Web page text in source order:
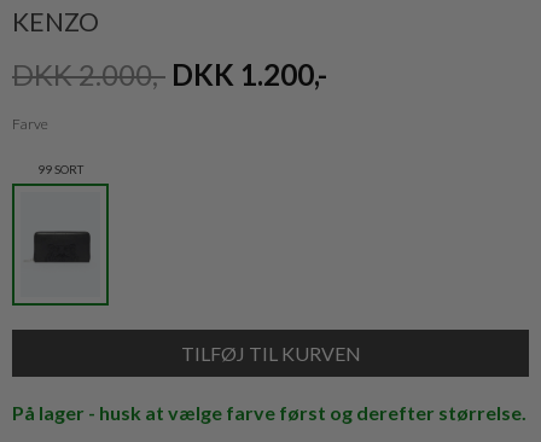
KENZO
DKK 2.000,- DKK 1.200,-
Farve
99 SORT
På lager - husk at vælge farve først og derefter størrelse.